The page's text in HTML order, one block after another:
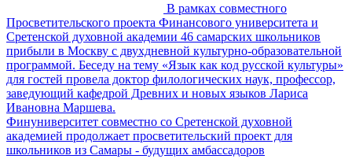
В рамках совместного
Просветительского проекта Финансового университета и
Сретенской духовной академии 46 самарских школьников
прибыли в Москву с двухдневной культурно-образовательной
программой. Беседу на тему «Язык как код русской культуры»
для гостей провела доктор филологических наук, профессор,
заведующий кафедрой Древних и новых языков Лариса
Ивановна Маршева.
Финуниверситет совместно со Сретенской духовной
академией продолжает просветительский проект для
школьников из Самары - будущих амбассадоров